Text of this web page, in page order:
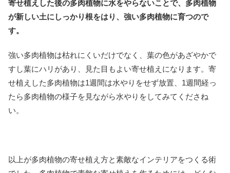
寄せ植えした後の多肉植物に水をやらないことで、多肉植物
が新しい土にしっかり根をはり、強い多肉植物に育つので
す。
強い多肉植物は枯れにくいだけでなく、葉の色があざやかで
すし葉にハリがあり、見た目もよい寄せ植えになります。寄
せ植えした多肉植物は1週間は水やりをせず放置、1週間経っ
たら多肉植物の様子を見ながら水やりをしてみてくださね
い。
以上が多肉植物の寄せ植え方と素敵なインテリアをつくる術